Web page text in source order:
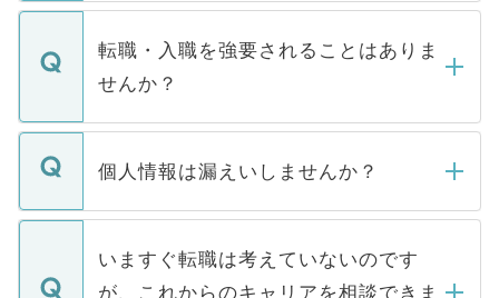
ます。通常、5営業日以内にはご連絡をせて
いただきますので、しばらくお待ちくださ
マイナビDOCTORで取り扱っている求人の
うち約3割は、Webサイトからご覧いただ
けない「非公開求人」です。非公開求人は
下記の理由によって、一般には公開してい
ません。
■応募殺到を避けるため 人気のある医療機
関を公にしてしまうと、応募が殺到する場
に、医療機関が求める条件に合った人材の
転職・入職を強要されることはありま
せんか？
転職・入職を強要することは一切ありませ
ん。また、仮に応募先から内定をいただい
定を承諾する必要はありません。内定先へ
の辞退の連絡はキャリアパートナーが行い
個人情報は漏えいしませんか？
個人情報が漏えいすることはありませんの
で、ご安心ください。当サイトからの登録
などで収集したご登録者様の個人情報は、
いますぐ転職は考えていないのです
が、これからのキャリアを相談できま